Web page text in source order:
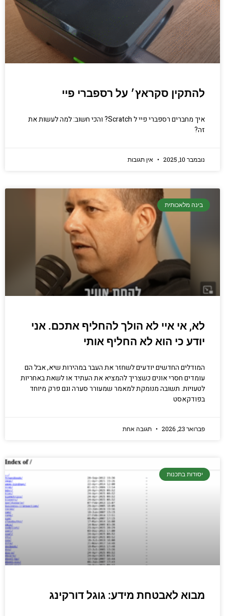
להתקין סקראץ׳ על רספברי פיי
איך מחברים רספברי פיי ל Scratch? והכי חשוב: למה לעשות את
זה?
נובמבר 10, 2025 אין תגובות
בינה מלאכותית
לא, אי איי לא הולך להחליף אתכם. אני
יודע כי הוא לא החליף אותי
המודלים החדשים יודעים לשחזר את העבר במהירות שיא, אבל הם
עומדים חסרי אונים כשצריך להמציא את העתיד או לשאת באחריות
לטעויות. תשובה מנומקת למאמר שמעורר סערה וגם פרק מיוחד
בפודקאסט
פברואר 23, 2026 תגובה אחת
יסודות בתכנות
מבוא לאבטחת מידע: גוגל דורקינג